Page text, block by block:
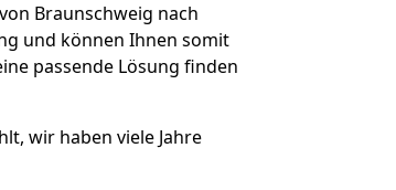
Braunschweig nach
und können Ihnen somit
passende Lösung finden
wir haben viele Jahre